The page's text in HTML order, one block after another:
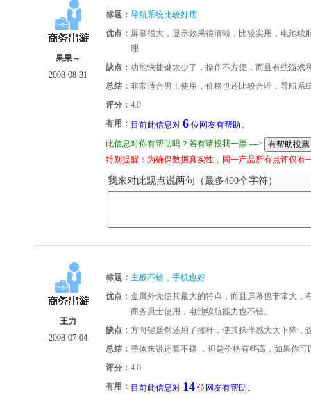
果果～
2008-08-31
标题： 导航系统比较好用
优点： 屏幕很大，显示效果很清晰，比较实用，电池
理
缺点： 功能快捷键太少了，操作不方便，而且有些游
总结： 非常适合男士使用，价格也还比较合理，导航系
评分： 4.0
有用： 目前此信息对 6 位网友有帮助。
此信息对你有帮助吗？若有请投我一票 --->
特别提醒：为确保数据真实性，同一产品所有点评仅有
我来对此观点说两句（最多400个字符）
王力
2008-07-04
标题： 主板不错，手机也好
优点： 金属外壳使其最大的特点，而且屏幕也非常大，
商务男士使用，电池续航能力也不错。
缺点： 方向键居然还用了摇杆，使其操作感大大下降，
总结： 整体来说还算不错 ，但是价格有些高，如果你
评分： 4.0
有用： 目前此信息对 14 位网友有帮助。